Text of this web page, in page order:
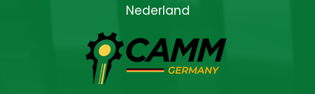
Nederland